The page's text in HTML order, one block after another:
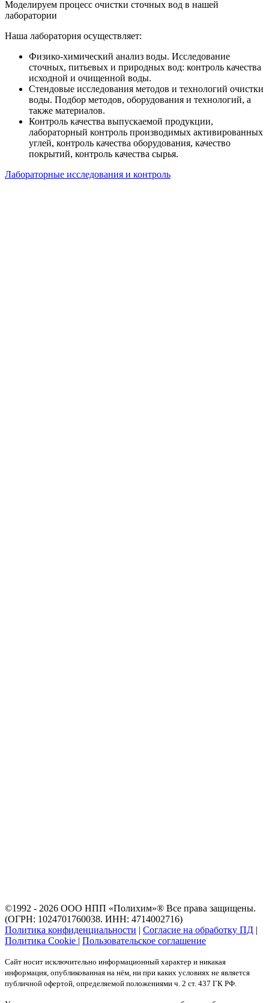
Моделируем процесс очистки сточных вод в нашей
лаборатории
Наша лаборатория осуществляет:
Физико-химический анализ воды. Исследование
сточных, питьевых и природных вод: контроль качества
исходной и очищенной воды.
Стендовые исследования методов и технологий очистки
воды. Подбор методов, оборудования и технологий, а
также материалов.
Контроль качества выпускаемой продукции,
лабораторный контроль производимых активированных
углей, контроль качества оборудования, качество
покрытий, контроль качества сырья.
Лабораторные исследования и контроль
©1992 - 2026 ООО НПП «Полихим»® Все права защищены.
(ОГРН: 1024701760038. ИНН: 4714002716)
Политика конфиденциальности | Согласие на обработку ПД |
Политика Cookie | Пользовательское соглашение
Сайт носит исключительно информационный характер и никакая
информация, опубликованная на нём, ни при каких условиях не является
публичной офертой, определяемой положениями ч. 2 ст. 437 ГК РФ.